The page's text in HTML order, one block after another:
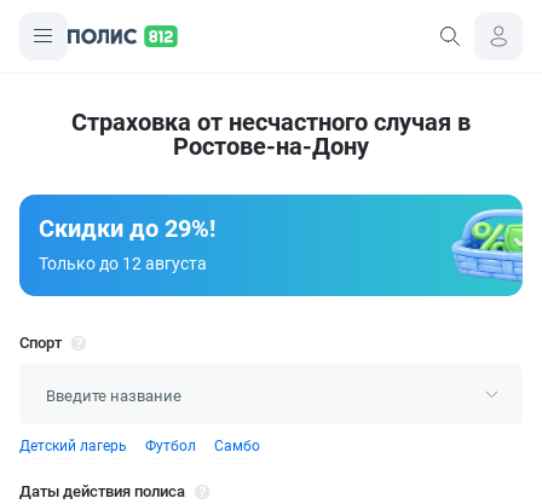
Страховка от несчастного случая в
Ростове-на-Дону
Скидки до 29%!
Только до 12 августа
Спорт
Детский лагерь Футбол Самбо
Даты действия полиса